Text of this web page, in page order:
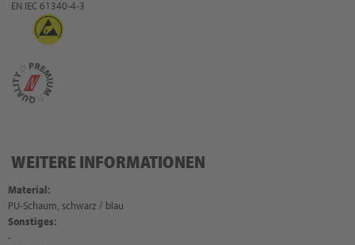
EN IEC 61340-4-3
WEITERE INFORMATIONEN
Material:
PU-Schaum, schwarz / blau
Sonstiges:
-